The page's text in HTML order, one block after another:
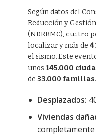
Según datos del
Reducción y
(NDRRMC), cuatro
localizar y más de
el sismo. Este
unos 145.000
de 33.000 familias.
Desplazados:
Viviendas